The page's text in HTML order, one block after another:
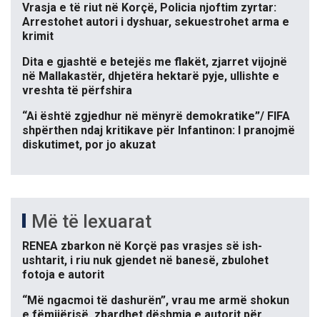
Vrasja e të riut në Korçë, Policia njoftim zyrtar:
Arrestohet autori i dyshuar, sekuestrohet arma e
krimit
Dita e gjashtë e betejës me flakët, zjarret vijojnë
në Mallakastër, dhjetëra hektarë pyje, ullishte e
vreshta të përfshira
“Ai është zgjedhur në mënyrë demokratike”/ FIFA
shpërthen ndaj kritikave për Infantinon: I pranojmë
diskutimet, por jo akuzat
Më të lexuarat
RENEA zbarkon në Korçë pas vrasjes së ish-
ushtarit, i riu nuk gjendet në banesë, zbulohet
fotoja e autorit
“Më ngacmoi të dashurën”, vrau me armë shokun